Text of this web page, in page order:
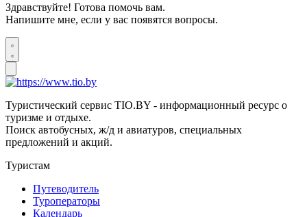
Здравствуйте! Готова помочь вам.
Напишите мне, если у вас появятся вопросы.
Туристический сервис TIO.BY - информационный ресурс о
туризме и отдыхе.
Поиск автобусных, ж/д и авиатуров, специальных
предложений и акций.
Туристам
Путеводитель
Туроператоры
Календарь